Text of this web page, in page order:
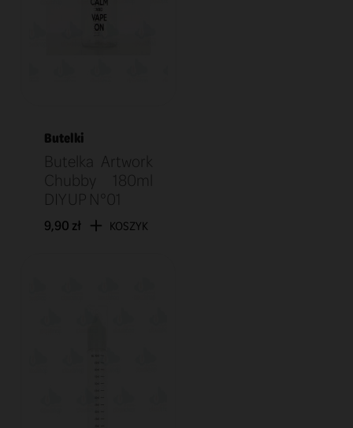
Butelki
Butelka Artwork
Chubby 180ml
DIY UP N°01
9,90 zł KOSZYK